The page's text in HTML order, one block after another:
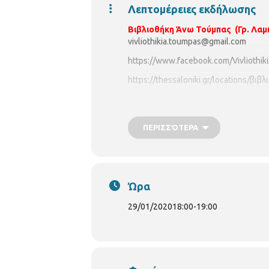
Λεπτομέρειες εκδήλωσης
Βιβλιοθήκη Άνω Τούμπας (Γρ.
vivliothikia.toumpas@gmail.com
https://www.facebook.com/
https://thessaloniki.gr/locations/
Με το μωρό μου στην Βιβλιοθήκη
Τετάρτη29/1/2020, ώρα 18:00
Υλικά: 1 κουβάρι μαλλί, κορδελίτσα
ΠΕΡΙΣΣΌΤΕΡΑ
Ώρα
29/01/202018:00-19:00